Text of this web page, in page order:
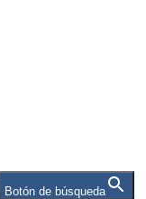
Botón de búsqueda